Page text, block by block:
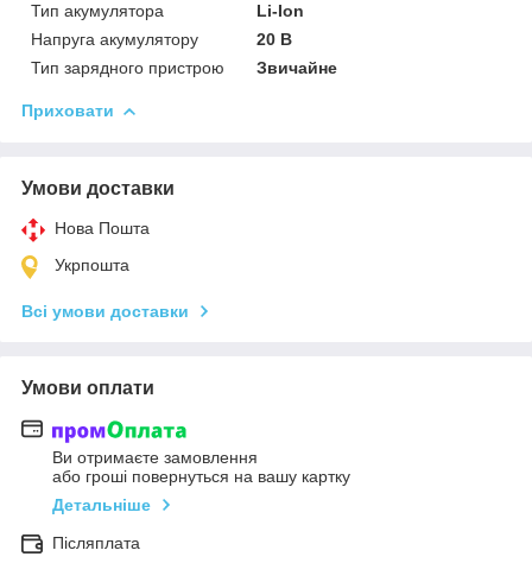
Тип акумулятора
Li-Ion
Напруга акумулятору
20 В
Тип зарядного пристрою
Звичайне
Приховати
Умови доставки
Нова Пошта
Укрпошта
Всі умови доставки
Умови оплати
Ви отримаєте замовлення
або гроші повернуться на вашу картку
Детальніше
Післяплата